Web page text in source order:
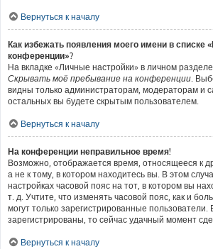
Вернуться к началу
Как избежать появления моего имени в списке
конференции»?
На вкладке «Личные настройки» в личном
Скрывать моё пребывание на конференции.
видны только администраторам, модераторам и
остальных вы будете скрытым пользователем.
Вернуться к началу
На конференции неправильное время!
Возможно, отображается время, относящееся к
а не к тому, в котором находитесь вы. В этом
настройках часовой пояс на тот, в котором вы
т. д. Учтите, что изменять часовой пояс, как и
могут только зарегистрированные пользователи.
зарегистрированы, то сейчас удачный момент
Вернуться к началу